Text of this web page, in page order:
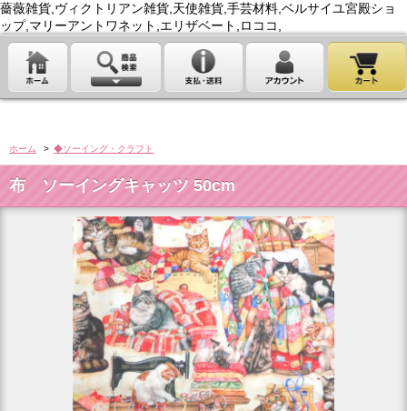
薔薇雑貨,ヴィクトリアン雑貨,天使雑貨,手芸材料,ベルサイユ宮殿ショ
ップ,マリーアントワネット,エリザベート,ロココ,
ホーム > ◆ソーイング・クラフト
布 ソーイングキャッツ 50cm